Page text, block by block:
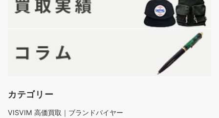
カテゴリー
VISVIM 高価買取｜ブランドバイヤー